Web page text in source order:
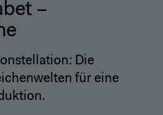
–
Die
für eine